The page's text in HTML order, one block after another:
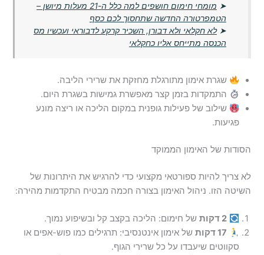
➤
מומחי חימום חושפים למה כלל ה-21 מעלות מיושן –
הטמפרטורה החדשה שתחסוך לכם כסף
➤לא חקלאי ולא דבורן, השכיר קרקע לדבוראי ועכשיו מס
הכנסה מתייחס אליו כחקלאי
שגרת אימון מתורגלת מחזקת את שרירי הליבה.
התמקדות בזמן קצר מאפשרת גמישות בשגרת היום.
שילוב של פעילות גופנית במקום הליכה או ריצה מונע
פגיעות.
הסודות של האימון הממוקד
לא צריך להיות ספורטאי מקצועי כדי להרגיש את היתרונות של
השיטה הזו. ניהול האימון בצורה חכמה מבטיח התקדמות מהירה:
2 דקות
של חימום: הליכה בקצב קל ובשיפוע נמוך.
17 דקות
של אימון אינטנסיבי: תרגילים כמו פוש-אפים או
סקווטים שיעבדו על כל שרירי הגוף.